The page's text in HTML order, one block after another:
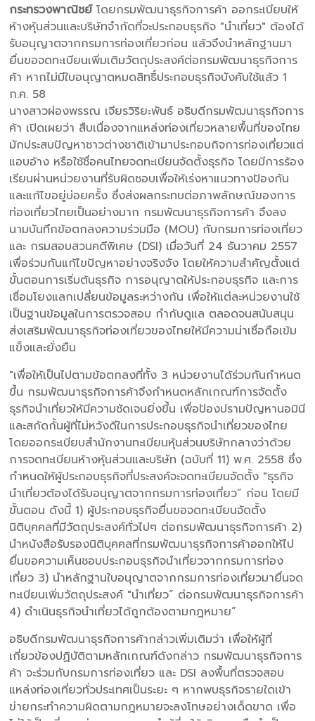
กระทรวงพาณิชย์โดยกรมพัฒนาธุรกิจการค้า ออกระเบียบให้
ห้างหุ้นส่วนและบริษัทจำกัดที่จะประกอบธุรกิจ "นำเที่ยว" ต้องได้
รับอนุญาตจากกรมการท่องเที่ยวก่อน แล้วจึงนำหลักฐานมา
ยื่นขอจดทะเบียนเพิ่มเติมวัตถุประสงค์ต่อกรมพัฒนาธุรกิจการ
ค้า หากไม่มีใบอนุญาตหมดสิทธิ์ประกอบธุรกิจบังคับใช้แล้ว 1
ก.ค. 58
นางสาวผ่องพรรณ เจียรวิริยะพันธ์ อธิบดีกรมพัฒนาธุรกิจการ
ค้า เปิดเผยว่า สืบเนื่องจากแหล่งท่องเที่ยวหลายพื้นที่ของไทย
มักประสบปัญหาชาวต่างชาติเข้ามาประกอบกิจการท่องเที่ยวแต่
แอบอ้าง หรือใช้ชื่อคนไทยจดทะเบียนจัดตั้งธุรกิจ โดยมีการร้อง
เรียนผ่านหน่วยงานที่รับผิดชอบเพื่อให้เร่งหาแนวทางป้องกัน
และแก้ไขอยู่บ่อยครั้ง ซึ่งส่งผลกระทบต่อภาพลักษณ์ของการ
ท่องเที่ยวไทยเป็นอย่างมาก กรมพัฒนาธุรกิจการค้า จึงลง
นามบันทึกข้อตกลงความร่วมมือ (MOU) กับกรมการท่องเที่ยว
และ กรมสอบสวนคดีพิเศษ (DSI) เมื่อวันที่ 24 ธันวาคม 2557
เพื่อร่วมกันแก้ไขปัญหาอย่างจริงจัง โดยให้ความสำคัญตั้งแต่
ขั้นตอนการเริ่มต้นธุรกิจ การอนุญาตให้ประกอบธุรกิจ และการ
เชื่อมโยงแลกเปลี่ยนข้อมูลระหว่างกัน เพื่อให้แต่ละหน่วยงานใช้
เป็นฐานข้อมูลในการตรวจสอบ กำกับดูแล ตลอดจนสนับสนุน
ส่งเสริมพัฒนาธุรกิจท่องเที่ยวของไทยให้มีความน่าเชื่อถือเข้ม
แข็งและยั่งยืน
"เพื่อให้เป็นไปตามข้อตกลงที่ทั้ง 3 หน่วยงานได้ร่วมกันกำหนด
ขึ้น กรมพัฒนาธุรกิจการค้าจึงกำหนดหลักเกณฑ์การจัดตั้ง
ธุรกิจนำเที่ยวให้มีความชัดเจนยิ่งขึ้น เพื่อป้องปรามปัญหานอมินี
และสกัดกั้นผู้ที่ไม่หวังดีในการประกอบธุรกิจนำเที่ยวของไทย
โดยออกระเบียบสำนักงานทะเบียนหุ้นส่วนบริษัทกลางว่าด้วย
การจดทะเบียนห้างหุ้นส่วนและบริษัท (ฉบับที่ 11) พ.ศ. 2558 ซึ่ง
กำหนดให้ผู้ประกอบธุรกิจที่ประสงค์จะจดทะเบียนจัดตั้ง "ธุรกิจ
นำเที่ยวต้องได้รับอนุญาตจากกรมการท่องเที่ยว” ก่อน โดยมี
ขั้นตอน ดังนี้ 1) ผู้ประกอบธุรกิจยื่นขอจดทะเบียนจัดตั้ง
นิติบุคคลที่มีวัตถุประสงค์ทั่วไปๆ ต่อกรมพัฒนาธุรกิจการค้า 2)
นำหนังสือรับรองนิติบุคคลที่กรมพัฒนาธุรกิจการค้าออกให้ไป
ยื่นขอความเห็นชอบประกอบธุรกิจนำเที่ยวจากกรมการท่อง
เที่ยว 3) นำหลักฐานใบอนุญาตจากกรมการท่องเที่ยวมายื่นจด
ทะเบียนเพิ่มวัตถุประสงค์ "นำเที่ยว” ต่อกรมพัฒนาธุรกิจการค้า
4) ดำเนินธุรกิจนำเที่ยวได้ถูกต้องตามกฎหมาย”
อธิบดีกรมพัฒนาธุรกิจการค้ากล่าวเพิ่มเติมว่า เพื่อให้ผู้ที่
เกี่ยวข้องปฏิบัติตามหลักเกณฑ์ดังกล่าว กรมพัฒนาธุรกิจการ
ค้า จะร่วมกับกรมการท่องเที่ยว และ DSI ลงพื้นที่ตรวจสอบ
แหล่งท่องเที่ยวทั่วประเทศเป็นระยะ ๆ หากพบธุรกิจรายใดเข้า
ข่ายกระทำความผิดตามกฎหมายจะลงโทษอย่างเด็ดขาด เพื่อ